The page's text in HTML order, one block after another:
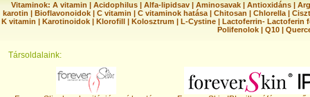
Vitaminok: A vitamin |Acidophilus |Alfa-lipidsav |Aminosavak |Antioxidáns |
karotin | Bioflavonoidok | C vitamin | C vitaminok hatása | Chitosan | Chlorella |
K vitamin | Karotinoidok | Klorofill | Kolosztrum | L-Cystine | Lactoferrin- Lactoferin
Polifenolok |Q10 |
Társoldalaink: